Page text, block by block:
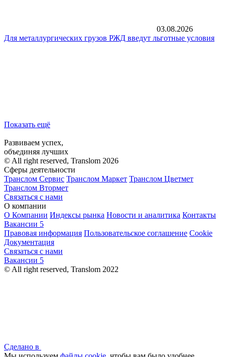
03.08.2026
Для металлургических грузов РЖД введут льготные условия
Показать ещё
Развиваем успех,
объединяя лучших
© All right reserved, Translom 2026
Сферы деятельности
Транслом Сервис Транслом Маркет Транслом Цветмет
Транслом Втормет
Связаться с нами
О компании
О Компании Индексы рынка Новости и аналитика Контакты
Вакансии 5
Правовая информация Пользовательское соглашение Cookie
Документация
Связаться с нами
Вакансии 5
© All right reserved, Translom 2022
Сделано в